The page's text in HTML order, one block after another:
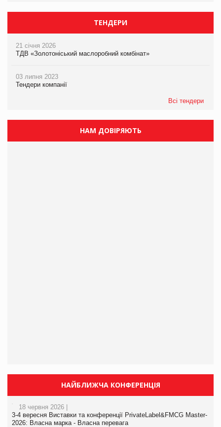
ТЕНДЕРИ
21 січня 2026
ТДВ «Золотоніський маслоробний комбінат»
03 липня 2023
Тендери компанії
Всі тендери
НАМ ДОВІРЯЮТЬ
НАЙБЛИЖЧА КОНФЕРЕНЦІЯ
18 червня 2026 |
3-4 вересня Виставки та конференції PrivateLabel&FMCG Master-
2026: Власна марка - Власна перевага